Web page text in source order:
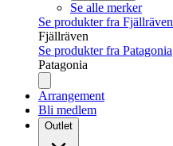
Se alle merker
Se produkter fra Fjällräven
Fjällräven
Se produkter fra Patagonia
Patagonia
Arrangement
Bli medlem
Outlet